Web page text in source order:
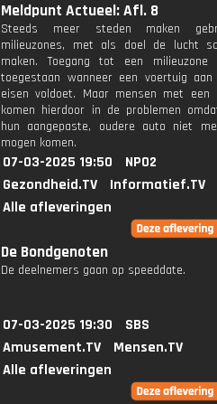
Meldpunt Actueel: Afl. 8
Steeds meer steden maken
milieuzones, met als doel de lucht
maken. Toegang tot een
toegestaan wanneer een voertuig aan
eisen voldoet. Maar mensen met een
komen hierdoor in de problemen
hun aangepaste, oudere auto niet
mogen komen.
07-03-2025 19:50
NPO2
Gezondheid.TV
Informatief.TV
Alle afleveringen
De Bondgenoten
De deelnemers gaan op speeddate.
07-03-2025 19:30
SBS
Amusement.TV
Mensen.TV
Alle afleveringen